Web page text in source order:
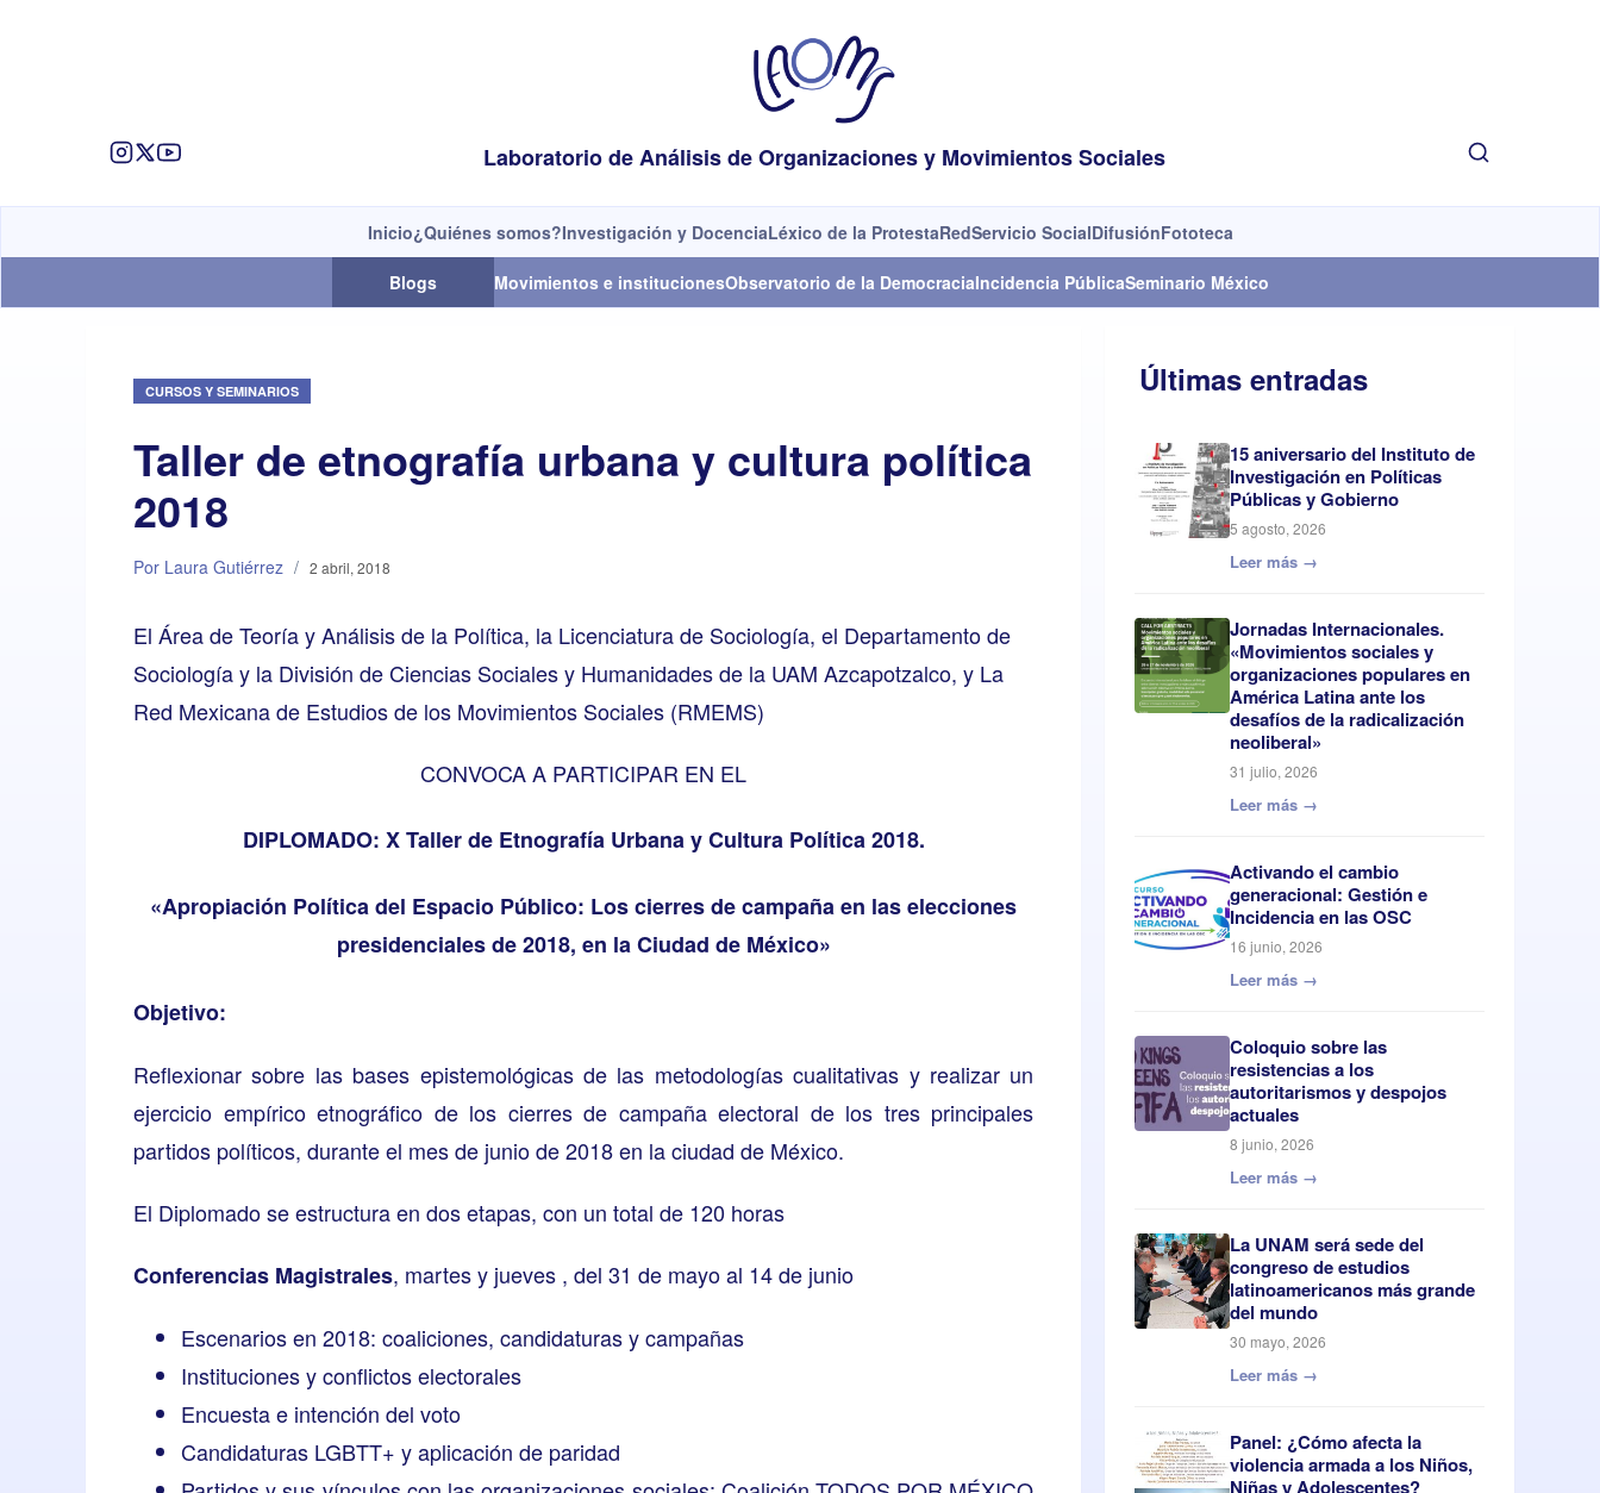
Laboratorio de Análisis de Organizaciones y Movimientos Sociales
Inicio¿Quiénes somos?Investigación y DocenciaLéxico de la ProtestaRedServicio SocialDifusiónFototeca
Blogs Movimientos e institucionesObservatorio de la DemocraciaIncidencia PúblicaSeminario México
CURSOS Y SEMINARIOS
Taller de etnografía urbana y cultura política
2018
Por Laura Gutiérrez / 2 abril, 2018
El Área de Teoría y Análisis de la Política, la Licenciatura de Sociología, el Departamento de
Sociología y la División de Ciencias Sociales y Humanidades de la UAM Azcapotzalco, y La
Red Mexicana de Estudios de los Movimientos Sociales (RMEMS)
CONVOCA A PARTICIPAR EN EL
DIPLOMADO: X Taller de Etnografía Urbana y Cultura Política 2018.
«Apropiación Política del Espacio Público: Los cierres de campaña en las elecciones
presidenciales de 2018, en la Ciudad de México»
Objetivo:
Reflexionar sobre las bases epistemológicas de las metodologías cualitativas y realizar un
ejercicio empírico etnográfico de los cierres de campaña electoral de los tres principales
partidos políticos, durante el mes de junio de 2018 en la ciudad de México.
El Diplomado se estructura en dos etapas, con un total de 120 horas
Conferencias Magistrales, martes y jueves , del 31 de mayo al 14 de junio
Escenarios en 2018: coaliciones, candidaturas y campañas
Instituciones y conflictos electorales
Encuesta e intención del voto
Candidaturas LGBTT+ y aplicación de paridad
Últimas entradas
15 aniversario del Instituto de
Investigación en Políticas
Públicas y Gobierno
5 agosto, 2026
Leer más →
Jornadas Internacionales.
«Movimientos sociales y
organizaciones populares en
América Latina ante los
desafíos de la radicalización
neoliberal»
31 julio, 2026
Leer más →
Activando el cambio
generacional: Gestión e
Incidencia en las OSC
16 junio, 2026
Leer más →
Coloquio sobre las
resistencias a los
autoritarismos y despojos
actuales
8 junio, 2026
Leer más →
La UNAM será sede del
congreso de estudios
latinoamericanos más grande
del mundo
30 mayo, 2026
Leer más →
Panel: ¿Cómo afecta la
violencia armada a los Niños,
Niñas y Adolescentes?